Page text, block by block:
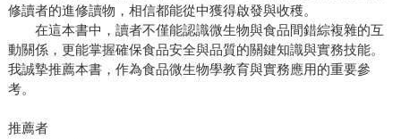
修讀者的進修讀物，相信都能從中獲得啟發與收穫。
在這本書中，讀者不僅能認識微生物與食品間錯綜複雜的互
動關係，更能掌握確保食品安全與品質的關鍵知識與實務技能。
我誠摯推薦本書，作為食品微生物學教育與實務應用的重要參
考。
推薦者